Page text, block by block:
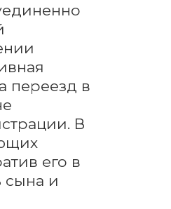
переезд в
В
его в
сына и